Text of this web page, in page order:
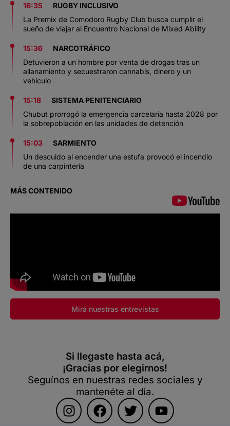
16:35
RUGBY INCLUSIVO
La Premix de Comodoro Rugby Club busca cumplir el
sueño de viajar al Encuentro Nacional de Mixed Ability
15:36
NARCOTRÁFICO
Detuvieron a un hombre por venta de drogas tras un
allanamiento y secuestraron cannabis, dinero y un
vehículo
15:18
SISTEMA PENITENCIARIO
Chubut prorrogó la emergencia carcelaria hasta 2028 por
la sobrepoblación en las unidades de detención
15:03
SARMIENTO
Un descuido al encender una estufa provocó el incendio
de una carpintería
MÁS CONTENIDO
Mirá nuestras entrevistas
Si llegaste hasta acá,
¡Gracias por elegirnos!
Seguínos en nuestras redes sociales y
mantenéte al día.